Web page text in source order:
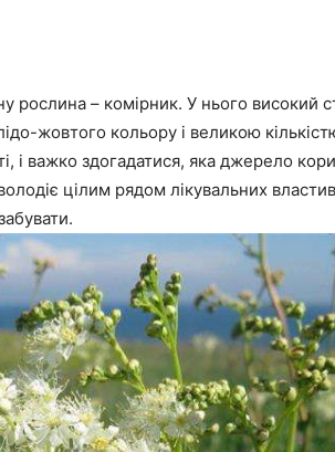
рослина – комірник. У нього високий
жовтого кольору і великою
і важко здогадатися, яка джерело
цілим рядом лікувальних